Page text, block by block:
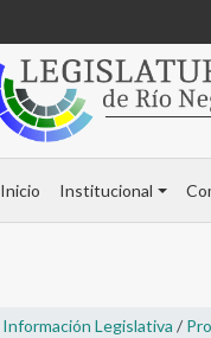
Inicio Institucional
Información Legislativa /